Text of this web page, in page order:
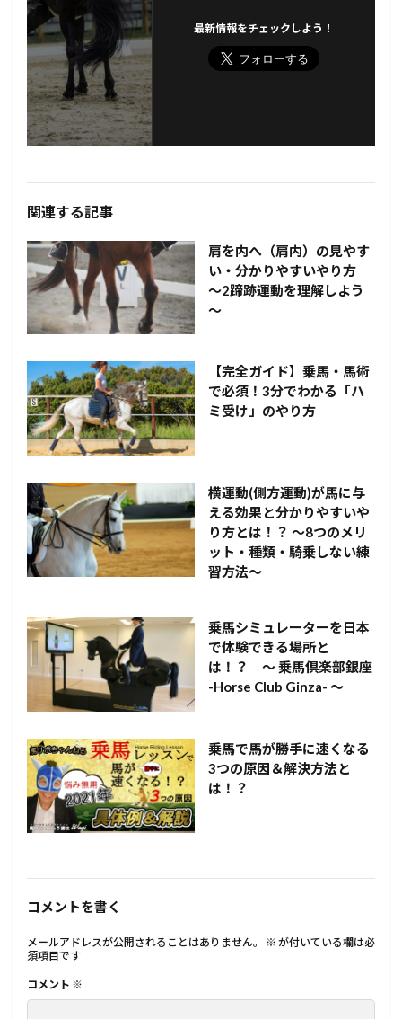
最新情報をチェックしよう！
関連する記事
肩を内へ（肩内）の見やす
い・分かりやすいやり方
～2蹄跡運動を理解しよう
～
【完全ガイド】乗馬・馬術
で必須！3分でわかる「ハ
ミ受け」のやり方
横運動(側方運動)が馬に与
える効果と分かりやすいや
り方とは！？ ～8つのメリ
ット・種類・騎乗しない練
習方法～
乗馬シミュレーターを日本
で体験できる場所と
は！？ ～ 乗馬倶楽部銀座
-Horse Club Ginza- ～
乗馬で馬が勝手に速くなる
3つの原因＆解決方法と
は！？
コメントを書く
メールアドレスが公開されることはありません。 ※ が付いている欄は必
須項目です
コメント ※